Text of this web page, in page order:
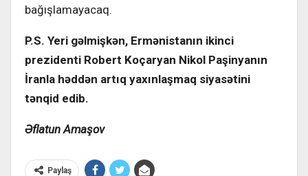
bağışlamayacaq.
P.S. Yeri gəlmişkən, Ermənistanın ikinci
prezidenti Robert Koçaryan Nikol Paşinyanın
İranla həddən artıq yaxınlaşmaq siyasətini
tənqid edib.
Əflatun Amaşov
Paylaş